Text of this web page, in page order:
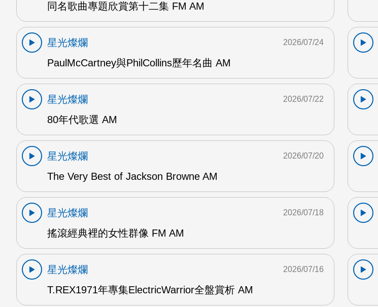
同名歌曲專題欣賞第十二集 FM AM
星光燦爛
PaulMcCartney與PhilCollins歷年名曲 AM
2026/07/24
星光燦爛
80年代歌選 AM
2026/07/22
星光燦爛
The Very Best of Jackson Browne AM
2026/07/20
星光燦爛
搖滾經典裡的女性群像 FM AM
2026/07/18
星光燦爛
T.REX1971年專集ElectricWarrior全盤賞析 AM
2026/07/16